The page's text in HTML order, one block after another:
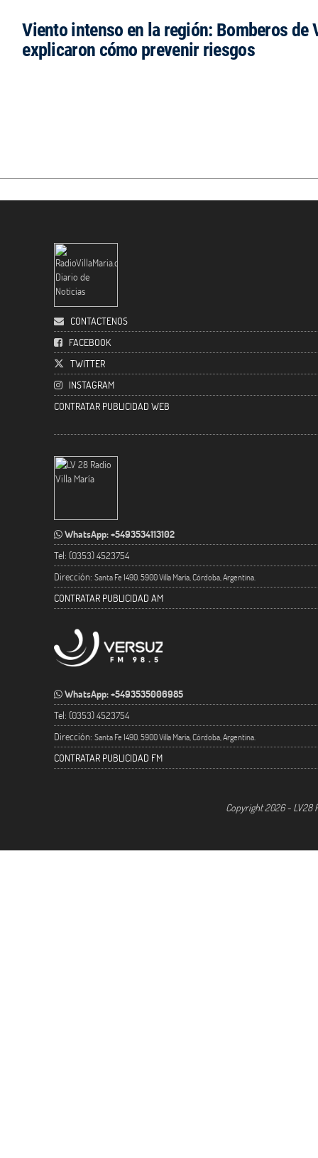
Viento intenso en la región: Bomberos de
explicaron cómo prevenir riesgos
CONTACTENOS
FACEBOOK
TWITTER
INSTAGRAM
CONTRATAR PUBLICIDAD WEB
WhatsApp: +5493534113102
Tel: (0353) 4523754
Dirección: Santa Fe 1490. 5900 Villa María, Córdoba, Argentina.
CONTRATAR PUBLICIDAD AM
WhatsApp: +5493535006985
Tel: (0353) 4523754
Dirección: Santa Fe 1490. 5900 Villa María, Córdoba, Argentina.
CONTRATAR PUBLICIDAD FM
Copyright 2026 - LV28